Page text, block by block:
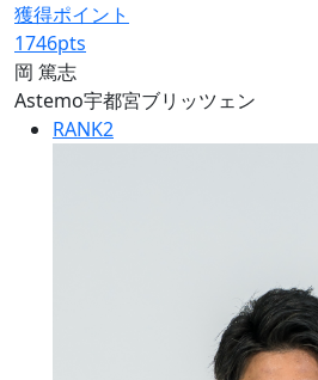
獲得ポイント
1746pts
岡 篤志
Astemo宇都宮ブリッツェン
RANK2